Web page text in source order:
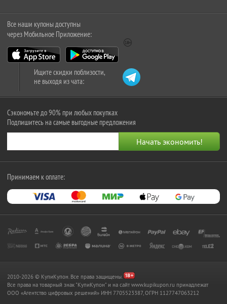
Все наши купоны доступны
через Мобильное Приложение:
Ищите скидки поблизости,
не выходя из чата:
Сэкономьте до 90% при любых покупках
Подпишитесь на самые выгодные предложения
Принимаем к оплате:
2010-2026 © КупиКупон. Все права защищены.
Все права на товарный знак "КупиКупон" и на сайт www.kupikupon.ru принадлежат
OOO «Агентство цифровых решений» ИНН 7705523387, ОГРН 1127747063212